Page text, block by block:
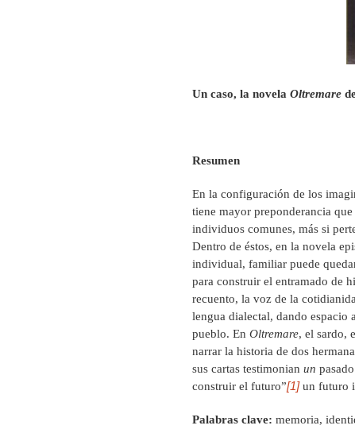
Un caso, la novela Oltremare
Resumen
En la configuración de los
tiene mayor preponderancia
individuos comunes, más si
Dentro de éstos, en la novela
individual, familiar puede
para construir el entramado de
recuento, la voz de la
lengua dialectal, dando espacio
pueblo. En Oltremare, el sardo,
narrar la historia de dos
sus cartas testimonian un
construir el futuro”[1]un futuro
Palabras clave: memoria,